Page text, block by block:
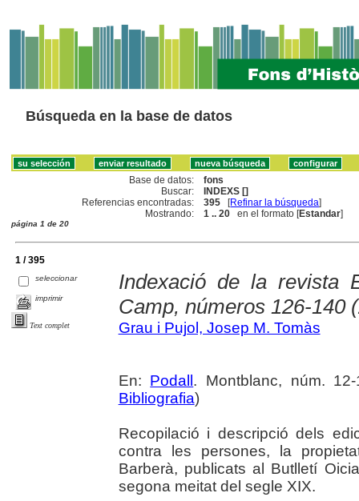
Búsqueda en la base de datos
Base de datos:
fons
Buscar:
INDEXS []
Referencias encontradas:
395 [Refinar la búsqueda]
Mostrando:
1 .. 20 en el formato [Estandar]
página 1 de 20
1 / 395
seleccionar
imprimir
Text complet
Indexació de la revista
Camp, números 126-140
Grau i Pujol, Josep M. Tomàs
En: Podall . Montblanc, núm.
Bibliografia)
Recopilació i descripció dels
contra les persones, la
Barberà, publicats al Butlletí
segona meitat del segle XIX.